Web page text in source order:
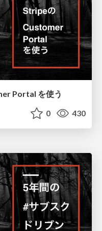
Portal を使う
0 430